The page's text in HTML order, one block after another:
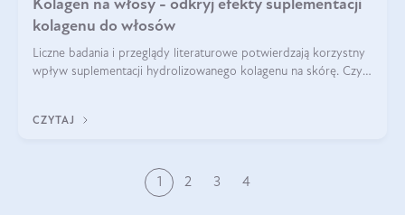
Kolagen na włosy - odkryj efekty suplementacji
kolagenu do włosów
Liczne badania i przeglądy literaturowe potwierdzają korzystny
wpływ suplementacji hydrolizowanego kolagenu na skórę. Czy
CZYTAJ
1 2 3 4